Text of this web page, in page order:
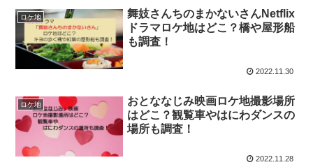
ロケ地
舞妓さんちのまかないさんNetflix
ドラマロケ地はどこ？橋や屋形船
も調査！
2022.11.30
ロケ地
おとななじみ映画ロケ地撮影場所
はどこ？観覧車やはにわダンスの
場所も調査！
2022.11.28